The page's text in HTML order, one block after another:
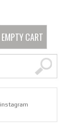
EMPTY CART
instagram